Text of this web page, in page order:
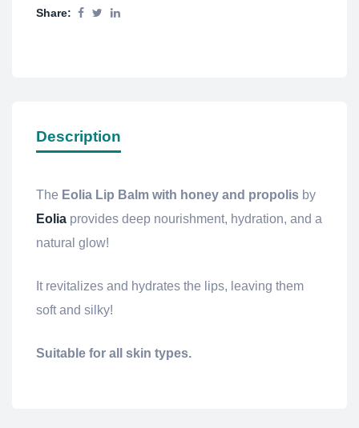
Share:
Description
The Eolia Lip Balm with honey and propolis by
Eolia provides deep nourishment, hydration, and a
natural glow!
It revitalizes and hydrates the lips, leaving them
soft and silky!
Suitable for all skin types.